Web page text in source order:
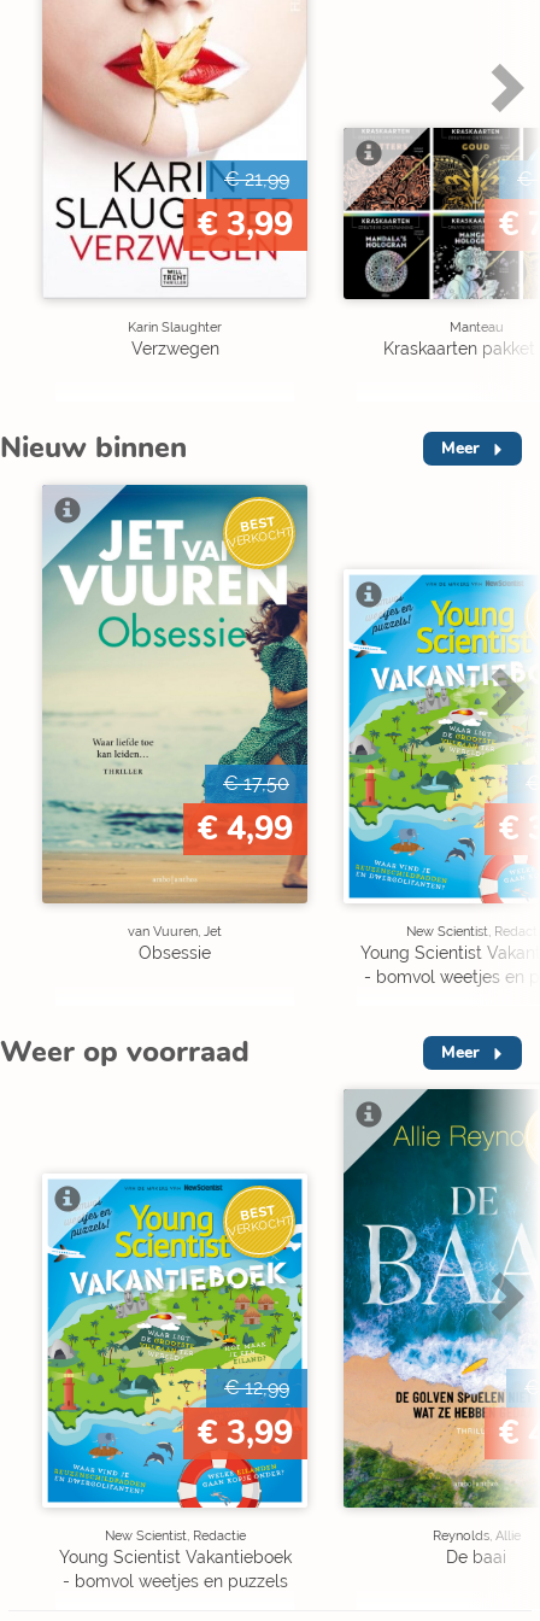
€ 21,99
€ 3,99
Karin Slaughter
Verzwegen
€
€
Manteau
Kraskaarten pakket
Nieuw binnen Meer
BEST
VERKOCHT
€ 17,50
€ 4,99
van Vuuren, Jet
Obsessie
€
New Scientist,
Young Scientist
- bomvol weetjes en
Weer op voorraad Meer
BEST
VERKOCHT
€ 12,99
€ 3,99
New Scientist, Redactie
Young Scientist Vakantieboek
- bomvol weetjes en puzzels
€
€
Reynolds, Allie
De baai